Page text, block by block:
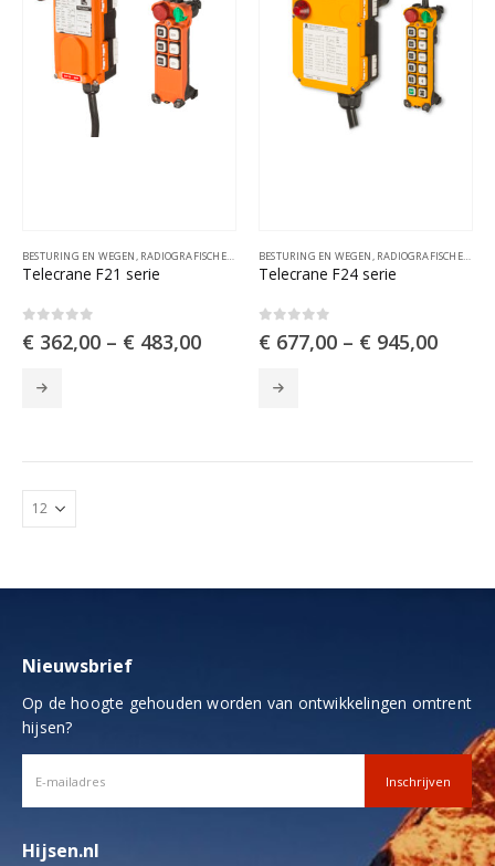
BESTURING EN WEGEN, RADIOGRAFISCHE AFSTANDSBESTURINGEN
Telecrane F21 serie
€ 362,00 – € 483,00
variaties.
Deze
optie
kan
BESTURING EN WEGEN, RADIOGRAFISCHE AFSTANDSBESTURINGEN
Telecrane F24 serie
€ 677,00 – € 945,00
variaties.
Nieuwsbrief
Op de hoogte gehouden worden van ontwikkelingen omtrent
hijsen?
Hijsen.nl